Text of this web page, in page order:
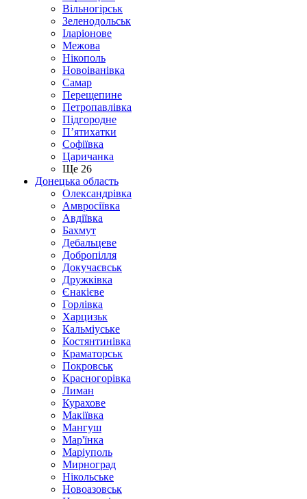
Вільногірськ
Зеленодольськ
Іларіонове
Межова
Нікополь
Новоіванівка
Самар
Перещепине
Петропавлівка
Підгородне
П’ятихатки
Софіївка
Царичанка
Ще 26
Донецька область
Олександрівка
Амвросіївка
Авдіївка
Бахмут
Дебальцеве
Добропілля
Докучаєвськ
Дружківка
Єнакієве
Горлівка
Харцизьк
Кальміуське
Костянтинівка
Краматорськ
Покровськ
Красногорівка
Лиман
Курахове
Макіївка
Мангуш
Мар'їнка
Маріуполь
Мирноград
Нікольське
Новоазовськ